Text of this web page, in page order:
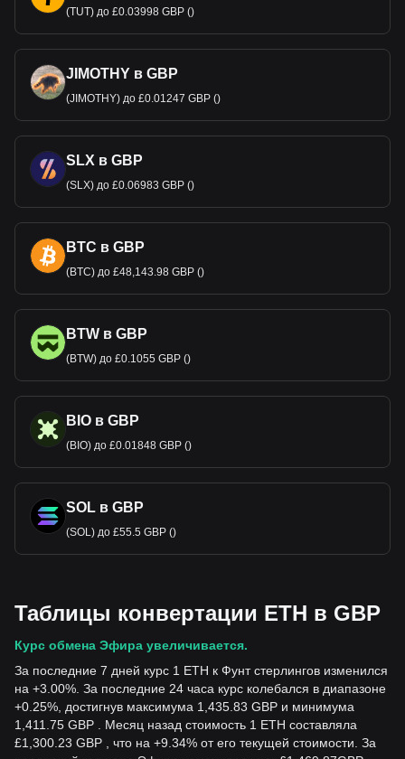
(TUT) до £0.03998 GBP ()
JIMOTHY в GBP
(JIMOTHY) до £0.01247 GBP ()
SLX в GBP
(SLX) до £0.06983 GBP ()
BTC в GBP
(BTC) до £48,143.98 GBP ()
BTW в GBP
(BTW) до £0.1055 GBP ()
BIO в GBP
(BIO) до £0.01848 GBP ()
SOL в GBP
(SOL) до £55.5 GBP ()
Таблицы конвертации ETH в GBP
Курс обмена Эфира увеличивается.
За последние 7 дней курс 1 ETH к Фунт стерлингов изменился
на +3.00%. За последние 24 часа курс колебался в диапазоне
+0.25%, достигнув максимума 1,435.83 GBP и минимума
1,411.75 GBP . Месяц назад стоимость 1 ETH составляла
£1,300.23 GBP , что на +9.34% от его текущей стоимости. За